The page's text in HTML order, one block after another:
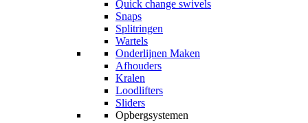
Quick change swivels
Snaps
Splitringen
Wartels
Onderlijnen Maken
Afhouders
Kralen
Loodlifters
Sliders
Opbergsystemen